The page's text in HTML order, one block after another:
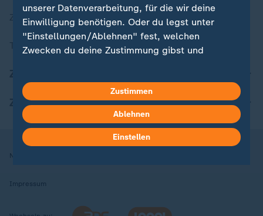
ZDFheute Stories
Themen im Überblick
ZDFheute Apps
Nutzungsbedingungen
Impressum
unserer Datenverarbeitung, für die wir deine
Einwilligung benötigen. Oder du legst unter
"Einstellungen/Ablehnen" fest, welchen
Zwecken du deine Zustimmung gibst und
in deinen Einstellungen widerrufen oder ändern.
Hier findest du das Impressum.
Weitere Informationen findest du in unserer
Datenschutzerklärung.
Zustimmen
Ablehnen
Einstellen